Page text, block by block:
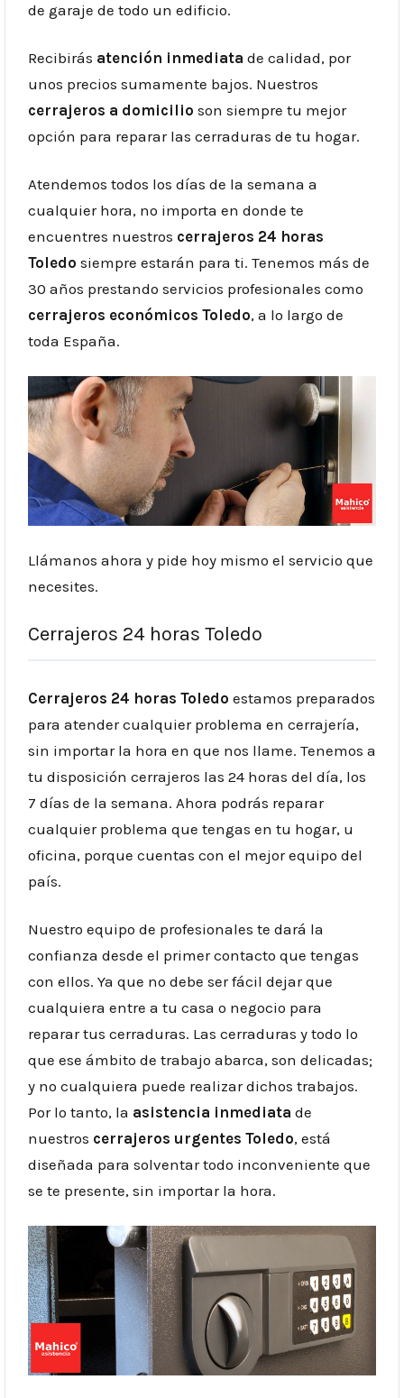
de garaje de todo un edificio.
Recibirás atención inmediata de calidad, por
unos precios sumamente bajos. Nuestros
cerrajeros a domicilio son siempre tu mejor
opción para reparar las cerraduras de tu hogar.
Atendemos todos los días de la semana a
cualquier hora, no importa en donde te
encuentres nuestros cerrajeros 24 horas
Toledo siempre estarán para ti. Tenemos más de
30 años prestando servicios profesionales como
cerrajeros económicos Toledo, a lo largo de
toda España.
Llámanos ahora y pide hoy mismo el servicio que
necesites.
Cerrajeros 24 horas Toledo
Cerrajeros 24 horas Toledo estamos preparados
para atender cualquier problema en cerrajería,
sin importar la hora en que nos llame. Tenemos a
tu disposición cerrajeros las 24 horas del día, los
7 días de la semana. Ahora podrás reparar
cualquier problema que tengas en tu hogar, u
oficina, porque cuentas con el mejor equipo del
país.
Nuestro equipo de profesionales te dará la
confianza desde el primer contacto que tengas
con ellos. Ya que no debe ser fácil dejar que
cualquiera entre a tu casa o negocio para
reparar tus cerraduras. Las cerraduras y todo lo
que ese ámbito de trabajo abarca, son delicadas;
y no cualquiera puede realizar dichos trabajos.
Por lo tanto, la asistencia inmediata de
nuestros cerrajeros urgentes Toledo, está
diseñada para solventar todo inconveniente que
se te presente, sin importar la hora.